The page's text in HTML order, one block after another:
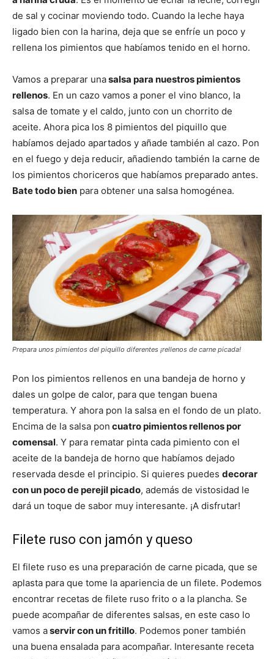
de sal y cocinar moviendo todo. Cuando la leche haya
ligado bien con la harina, deja que se enfríe un poco y
rellena los pimientos que habíamos tenido en el horno.
Vamos a preparar unasalsa para nuestros pimientos
rellenos. En un cazo vamos a poner el vino blanco, la
salsa de tomate y el caldo, junto con un chorrito de
aceite. Ahora pica los 8 pimientos del piquillo que
habíamos dejado apartados y añade también al cazo. Pon
en el fuego y deja reducir, añadiendo también la carne de
los pimientos choriceros que habíamos preparado antes.
Bate todo bien para obtener una salsa homogénea.
Prepara unos pimientos del piquillo diferentes ¡rellenos de carne picada!
Pon los pimientos rellenos en una bandeja de horno y
dales un golpe de calor, para que tengan buena
temperatura. Y ahora pon la salsa en el fondo de un plato.
Encima de la salsa pon cuatro pimientos rellenos por
comensal. Y para rematar pinta cada pimiento con el
aceite de la bandeja de horno que habíamos dejado
reservada desde el principio. Si quieres puedes decorar
con un poco de perejil picado, además de vistosidad le
dará un toque de sabor muy interesante. ¡A disfrutar!
Filete ruso con jamón y queso
El filete ruso es una preparación de carne picada, que se
aplasta para que tome la apariencia de un filete. Podemos
encontrar recetas de filete ruso frito o a la plancha. Se
puede acompañar de diferentes salsas, en este caso lo
vamos aservir con un fritillo. Podemos poner también
una buena ensalada para acompañar. Interesante receta